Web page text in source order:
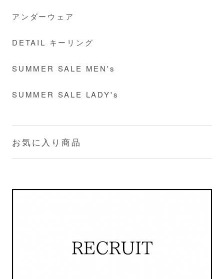
アンダーウェア
DETAIL キーリング
SUMMER SALE MEN's
SUMMER SALE LADY's
お気に入り商品